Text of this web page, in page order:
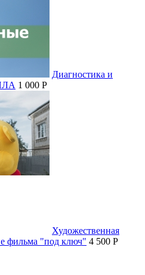
Диагностика и
1 000 P
Художественная
фильма "под ключ" 4 500 P